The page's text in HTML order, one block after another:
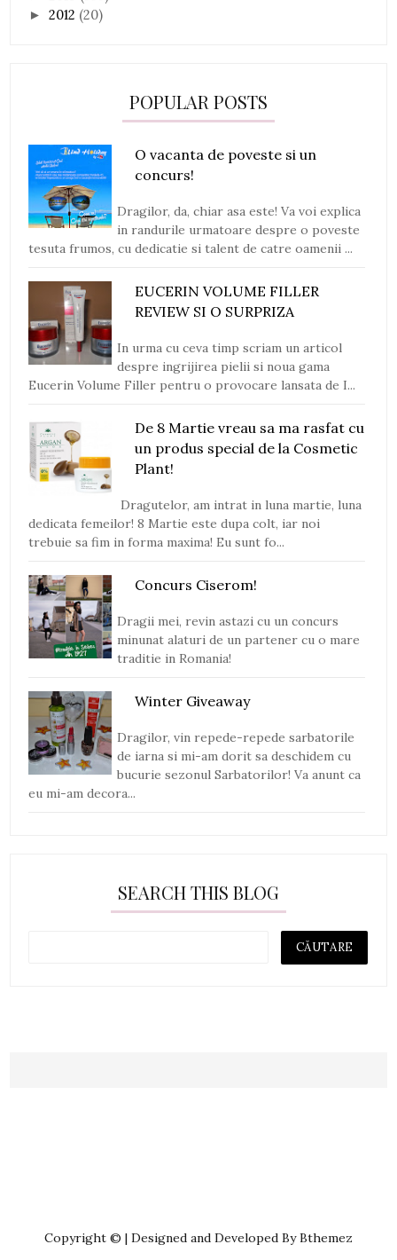
►2012 (20)
POPULAR POSTS
O vacanta de poveste si un
concurs!
Dragilor, da, chiar asa este! Va voi explica
in randurile urmatoare despre o poveste
tesuta frumos, cu dedicatie si talent de catre oamenii ...
EUCERIN VOLUME FILLER
REVIEW SI O SURPRIZA
In urma cu ceva timp scriam un articol
despre ingrijirea pielii si noua gama
Eucerin Volume Filler pentru o provocare lansata de I...
De 8 Martie vreau sa ma rasfat cu
un produs special de la Cosmetic
Plant!
Dragutelor, am intrat in luna martie, luna
dedicata femeilor! 8 Martie este dupa colt, iar noi
trebuie sa fim in forma maxima! Eu sunt fo...
Concurs Ciserom!
Dragii mei, revin astazi cu un concurs
minunat alaturi de un partener cu o mare
traditie in Romania!
Winter Giveaway
Dragilor, vin repede-repede sarbatorile
de iarna si mi-am dorit sa deschidem cu
bucurie sezonul Sarbatorilor! Va anunt ca
eu mi-am decora...
SEARCH THIS BLOG
Copyright © | Designed and Developed By Bthemez